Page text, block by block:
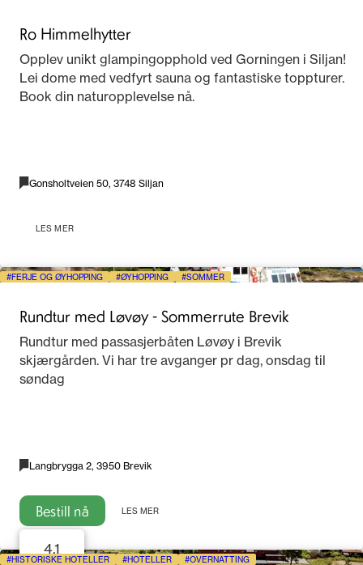
Ro Himmelhytter
Opplev unikt glampingopphold ved Gorningen i Siljan!
Lei dome med vedfyrt sauna og fantastiske toppturer.
Book din naturopplevelse nå.
Gonsholtveien 50, 3748 Siljan
LES MER
FERJE OG ØYHOPPING ØYHOPPING SOMMER
Rundtur med Løvøy - Sommerrute Brevik
Rundtur med passasjerbåten Løvøy i Brevik
skjærgården. Vi har tre avganger pr dag, onsdag til
søndag
Langbrygga 2, 3950 Brevik
Bestill nå LES MER
HISTORISKE HOTELLER HOTELLER OVERNATTING
4.1